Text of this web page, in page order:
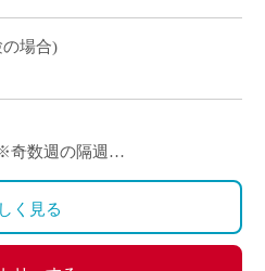
アップが目指せる学校で
ランクがある先生もぜひ
の場合)
手当、住居手当
奇数週の隔週
く見る